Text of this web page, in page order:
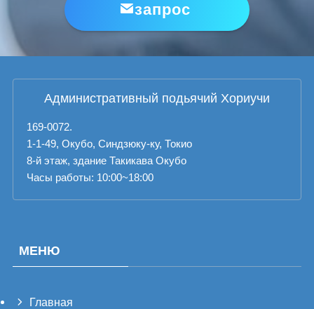
запрос
Административный подьячий Хориучи
169-0072.
1-1-49, Окубо, Синдзюку-ку, Токио
8-й этаж, здание Такикава Окубо
Часы работы: 10:00~18:00
МЕНЮ
Главная